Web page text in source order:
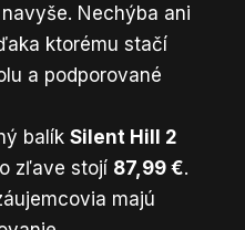
Nechýba ani
ktorému stačí
a podporované
balík Silent Hill 2
zľave stojí 87,99 €.
majú